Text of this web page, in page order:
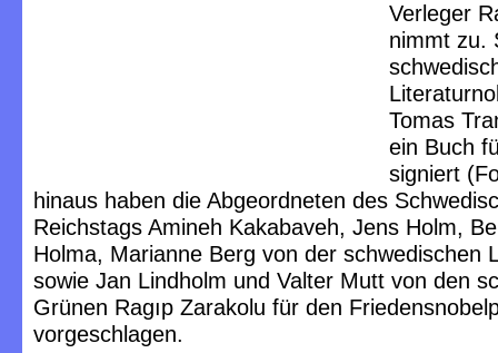
Verleger
nimmt zu.
Tomas
ein Buch
signiert
hinaus haben die Abgeordneten des
Reichstags Amineh Kakabaveh, Jens Holm,
Holma, Marianne Berg von der schwedischen
sowie Jan Lindholm und Valter Mutt von den
Grünen Ragıp Zarakolu für den
vorgeschlagen.